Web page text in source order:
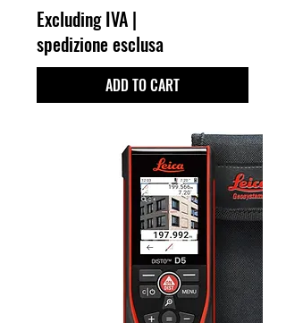
Excluding IVA |
spedizione esclusa
ADD TO CART